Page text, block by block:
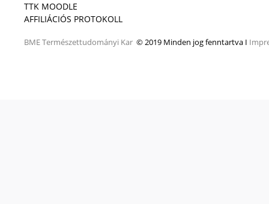
TTK MOODLE
AFFILIÁCIÓS PROTOKOLL
BMETermészettudományi Kar © 2019 Minden jog fenntartva I